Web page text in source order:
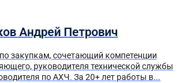
Андрей Петрович
закупкам, сочетающий компетенции
руководителя технической службы
по АХЧ. За 20+ лет работы в...